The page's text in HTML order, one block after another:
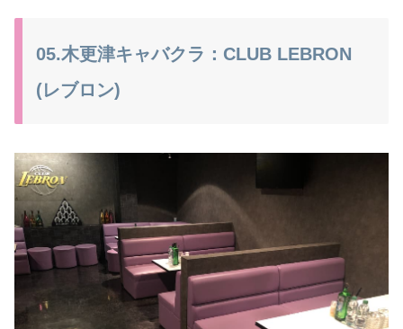
05.木更津キャバクラ：CLUB LEBRON
(レブロン)